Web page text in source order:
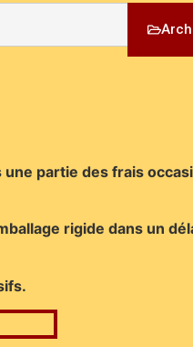
partie des frais
rigide dans un